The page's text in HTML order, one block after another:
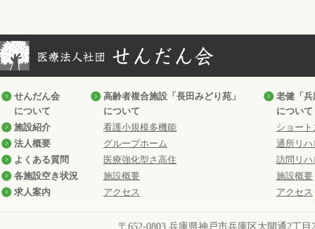
せんだん会
について
高齢者複合施設「長田みどり苑」
について
老健「
について
施設紹介
看護小規模多機能
ショー
法人概要
グループホーム
通所リハ
よくある質問
医療強化型さ高住
訪問リハ
各施設空き状況
施設概要
施設概要
求人案内
アクセス アクセス
〒652-0803 兵庫県神戸市兵庫区大開通2